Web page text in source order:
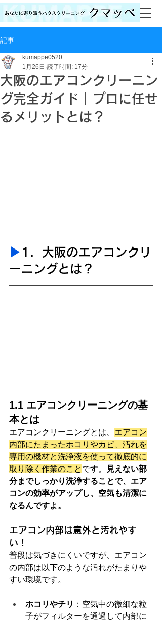
記事
大阪のエアコンクリーニン
グ完全ガイド｜プロに任せ
るメリットとは？
kumappe0520
1月26日 読了時間: 17分
▶︎ 1.  大阪のエアコンクリ
ーニングとは？
1.1 エアコンクリーニングの基
本とは
エアコンクリーニングとは、 エアコン
内部にたまったホコリやカビ、汚れを
専用の機材と洗浄液を使って徹底的に
取り除く作業のこと です。
見えない部
分までしっかり洗浄することで、エア
コンの効率がアップし、空気も清潔に
なるんですよ。
エアコン内部は意外と汚れやす
い！
普段は気づきにくいですが、エアコン
の内部は以下のような汚れがたまりや
すい環境です。
ホコリやチリ ：空気中の微細な粒
子がフィルターを通過して内部に